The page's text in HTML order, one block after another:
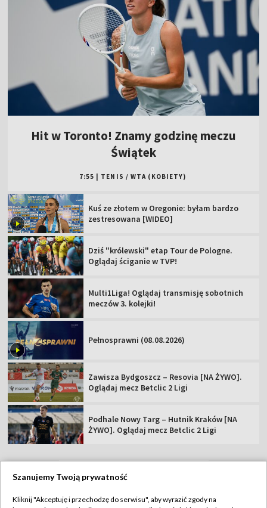
Hit w Toronto! Znamy godzinę meczu
Świątek
7:55 TENIS / WTA (KOBIETY)
Kuś ze złotem w Oregonie: byłam bardzo
zestresowana [WIDEO]
Dziś "królewski" etap Tour de Pologne.
Oglądaj ściganie w TVP!
Multi1Liga! Oglądaj transmisję sobotnich
meczów 3. kolejki!
Pełnosprawni (08.08.2026)
Zawisza Bydgoszcz – Resovia [NA ŻYWO].
Oglądaj mecz Betclic 2 Ligi
Podhale Nowy Targ – Hutnik Kraków [NA
ŻYWO]. Oglądaj mecz Betclic 2 Ligi
Szanujemy Twoją prywatność
Kliknij "Akceptuję i przechodzę do serwisu", aby wyrazić zgody na